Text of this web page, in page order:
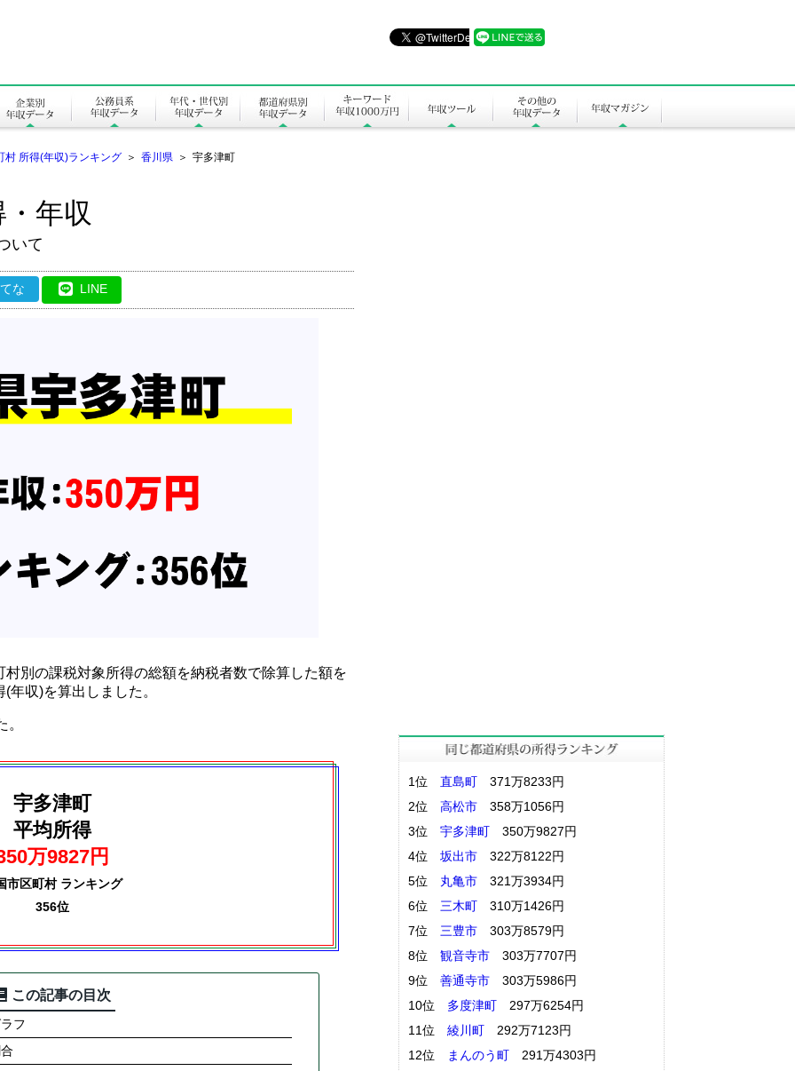
村 所得(年収)ランキング ＞ 香川県 ＞ 宇多津町
年収
いて
な LINE
別の課税対象所得の総額を納税者数で除算した額を
年収)を算出しました。
宇多津町
平均所得
万9827円
市区町村 ランキング
356位
この記事の目次
フ
1位 直島町 371万8233円
2位
高松市 358万1056円
3位
宇多津町 350万9827円
4位
坂出市 322万8122円
5位
丸亀市 321万3934円
6位
三木町 310万1426円
7位
三豊市 303万8579円
8位
観音寺市 303万7707円
9位
善通寺市 303万5986円
10位
多度津町 297万6254円
11位
綾川町 292万7123円
12位
まんのう町 291万4303円